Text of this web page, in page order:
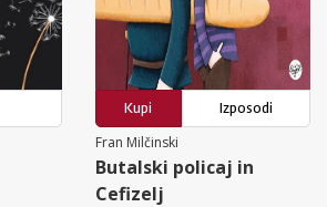
Kupi
Izposodi
Fran Milčinski
Butalski policaj in
Cefizelj